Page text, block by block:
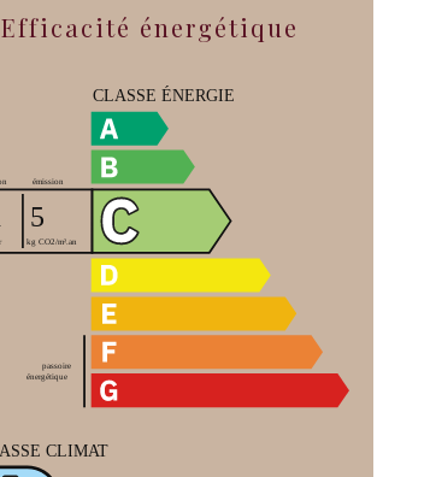
Efficacité énergétique